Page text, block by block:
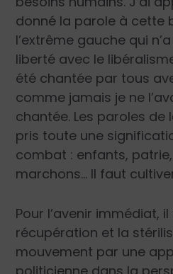
donné la parole à cette
l’extrême gauche qui
liberté avec le
été chantée par tous
comme jamais je ne
chantée. Les paroles de
pris toute une
combat : enfants,
marchons… Il faut
Pour l’avenir immédiat,
récupération et la
mouvement par une